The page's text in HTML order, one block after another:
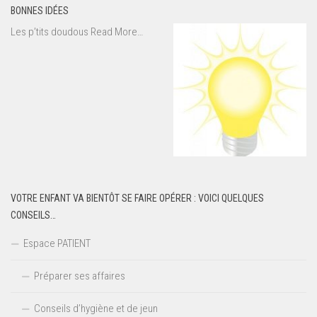
BONNES IDÉES
Les p’tits doudous Read More…
VOTRE ENFANT VA BIENTÔT SE FAIRE OPÉRER : VOICI QUELQUES
CONSEILS…
Espace PATIENT
Préparer ses affaires
Conseils d’hygiène et de jeun